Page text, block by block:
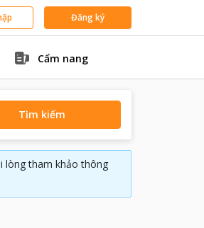
Đăng ký
Cẩm nang
Tìm kiếm
lòng tham khảo thông